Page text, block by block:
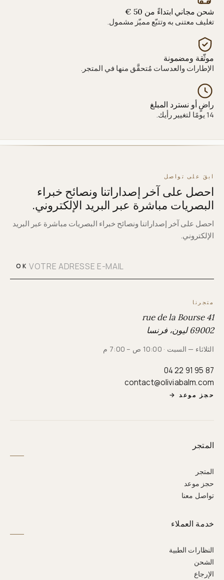
شحن مجاني ابتداءً من 50 €
تغليف معتنى به وتتبّع مميّز مشمول.
موثّقة ومضمونة
الإطارات والعدسات مُتحقَّق منها في المتجر.
راضٍ أو نسترد المبلغ
14 يومًا لتغيير رأيك.
ابقَ على تواصل
احصل على آخر إصداراتنا ونصائح خبراء
البصريات مباشرة عبر البريد الإلكتروني.
احصل على آخر إصداراتنا ونصائح خبراء البصريات مباشرة عبر البريد
الإلكتروني.
OK
متجرنا
41 rue de la Bourse
69002 ليون، فرنسا
الثلاثاء — السبت · 10:00 ص – 7:00 م
04 22 91 95 87
contact@oliviabalm.com
حجز موعد →
المتجر
المتجر
حجز موعد
تواصل معنا
خدمة العملاء
النظارات الطبية
الشحن
الإرجاع